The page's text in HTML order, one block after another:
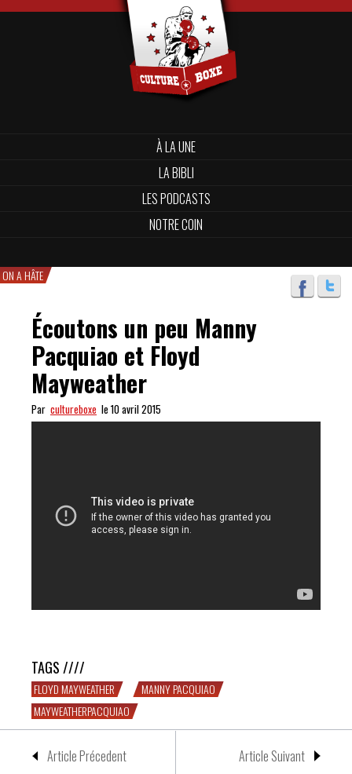
À LA UNE
LA BIBLI
LES PODCASTS
NOTRE COIN
ON A HÂTE
Écoutons un peu Manny
Pacquiao et Floyd
Mayweather
Par cultureboxe le 10 avril 2015
TAGS ////
FLOYD MAYWEATHER
MANNY PACQUIAO
MAYWEATHERPACQUIAO
Article Précedent Article Suivant